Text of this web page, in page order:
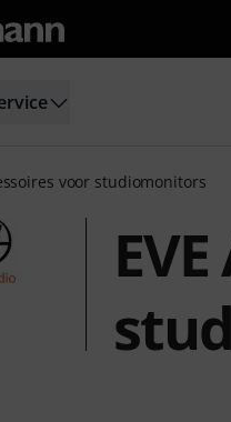
voor studiomonitors